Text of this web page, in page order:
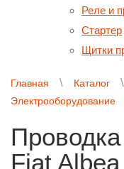
Реле и
Стартер
Щитки
Главная Каталог
Электрооборудование
Fiat